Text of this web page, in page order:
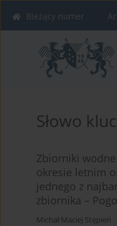
Bieżący numer
Słowo
Zbiorniki
okresie letnim
jednego z
zbiornika –
Michał Maciej Stępień